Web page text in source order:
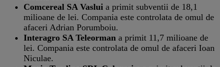
Comcereal SA Vaslui a primit subventii de 18,1
milioane de lei. Compania este controlata de omul de
afaceri Adrian Porumboiu.
Interagro SA Teleorman a primit 11,7 milioane de
lei. Compania este controlata de omul de afaceri Ioan
Niculae.